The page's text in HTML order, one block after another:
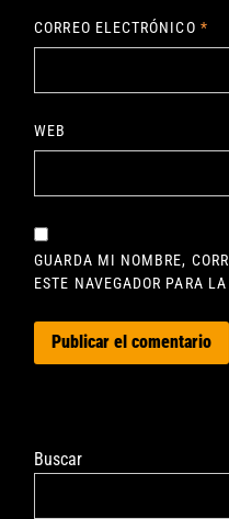
CORREO ELECTRÓNICO *
WEB
GUARDA MI NOMBRE,
ESTE NAVEGADOR PARA
Buscar